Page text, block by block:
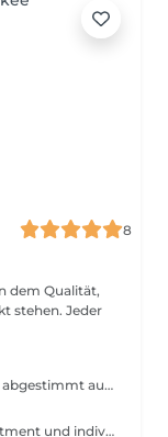
8
Jeder
Haarschnitt inklusive individueller Beratung abgestimmt auf deine aktuelle Haarform für ein gepflegtes und harmonisches Ergebnis.
Haarschnitt inklusive Waschen, Pflege-Treatment und individuellem Styling - für ein fertiges, gepflegtes und hochwertiges Ergebnis.